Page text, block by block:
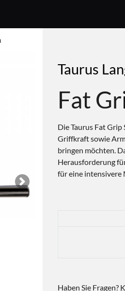
Next
Taurus
Fat
Die Taurus Fat
Griffkraft sowie
bringen möchten.
Herausforderung
für eine intensivere
Haben Sie Fragen?